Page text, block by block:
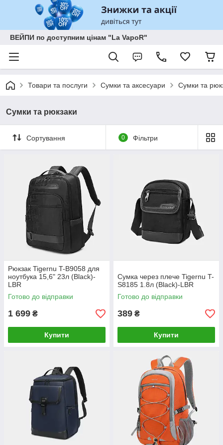
ВЕЙПИ по доступним цінам "La VapoR"
Товари та послуги Сумки та аксесуари Сумки та
Сумки та рюкзаки
Сортування 0 Фільтри
Рюкзак Tigernu T-B9058 для
ноутбука 15,6" 23л (Black)-
LВR
Готово до відправки
1 699 ₴
Купити
Сумка через плече Tigernu T-
S8185 1.8л (Black)-LВR
Готово до відправки
389 ₴
Купити